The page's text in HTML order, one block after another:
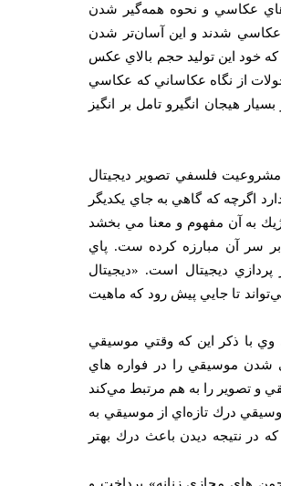
عكاسي و نحوه همه‌گير شدن
شدند و اين آسان‌تر شدن
خود اين توليد حجم بالاي عكس
از نگاه عكاساني كه عكاسي
هيجان انگيرو تامل بر انگيز
مشروعيت فلسفي تصوير ديجيتال
اگرچه كه گاهي به جاي يكديگر
به آن مفهوم و معنا مي بخشد
سر آن مبارزه كرده ست. پاي
ديجيتال است. «ديجيتال
تا جايي پيش رود كه ماهيت
وي با ذكر اين كه وقتي موسيقي
شدن موسيقي را در فواره هاي
و تصوير را به هم مرتبط مي‌كند
درك تازه‌اي از موسيقي به
در نتيجه ديدن باعث درك بهتر